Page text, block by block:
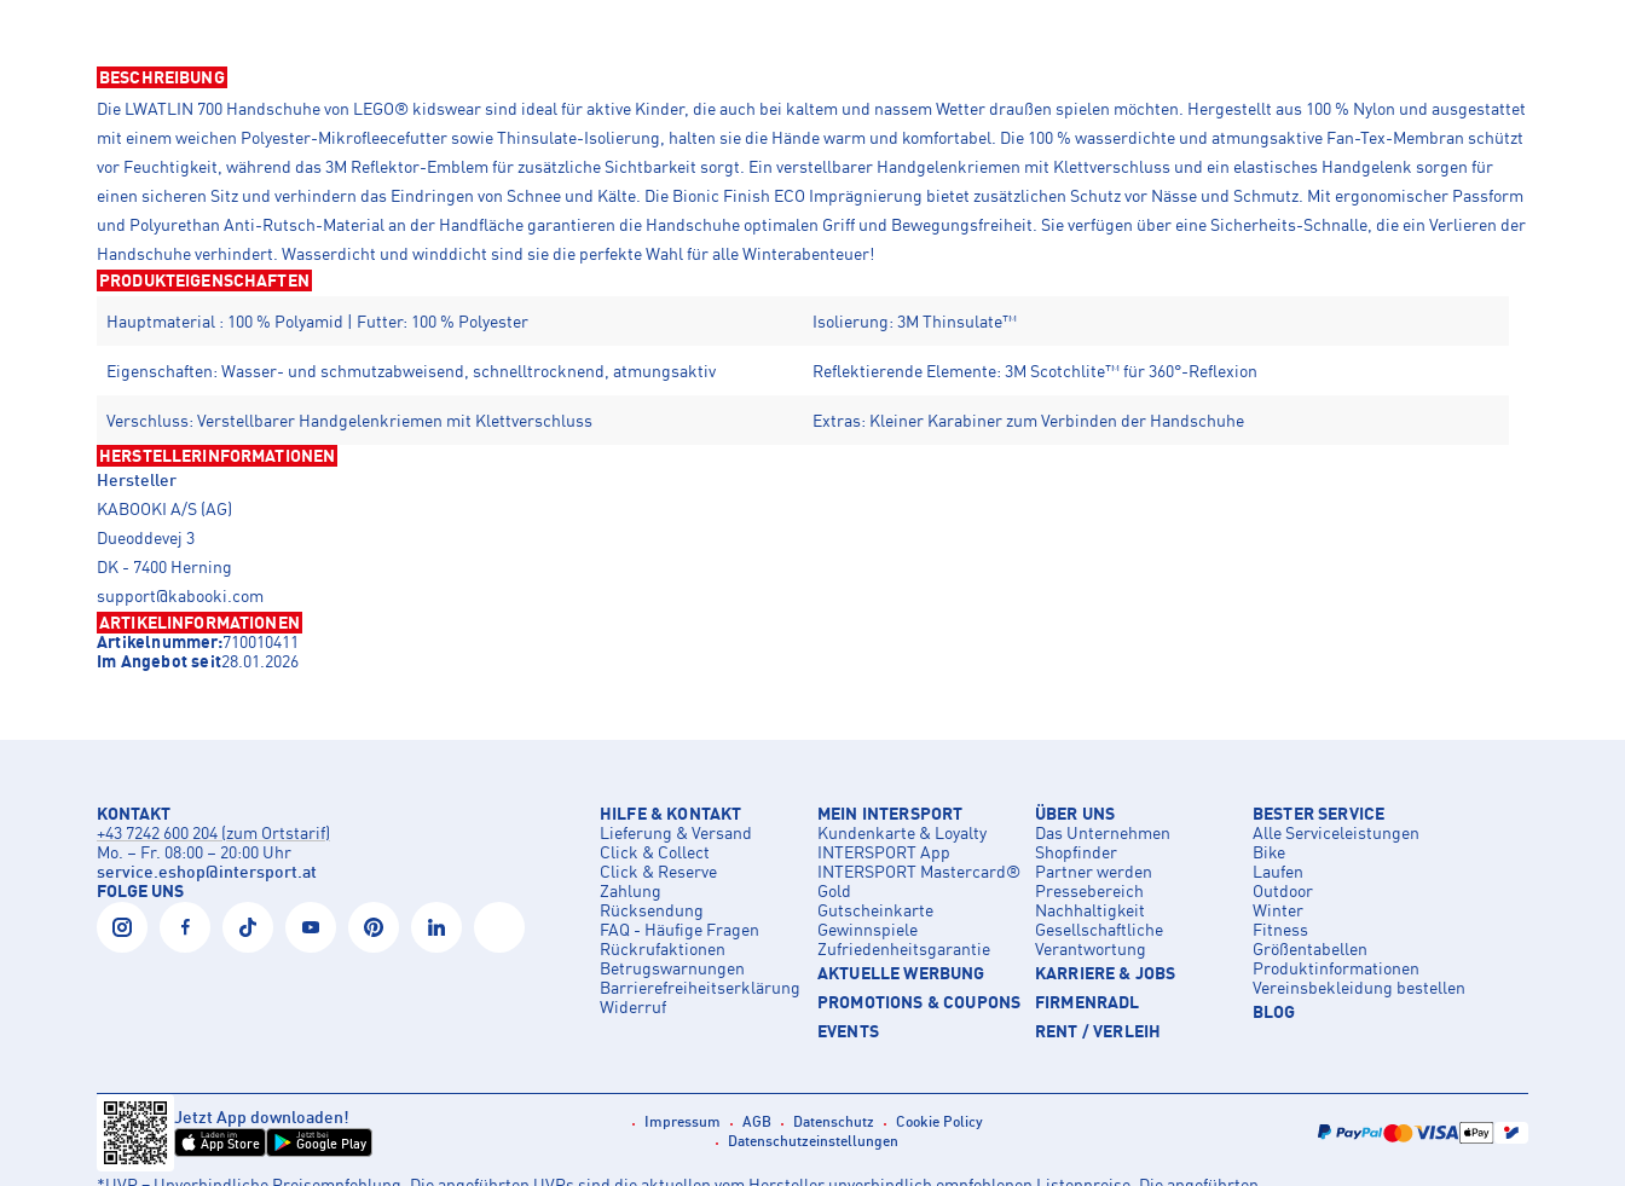
BESCHREIBUNG
Die LWATLIN 700 Handschuhe von LEGO® kidswear sind ideal für aktive Kinder, die auch bei kaltem und nassem Wetter draußen spielen möchten. Hergestellt aus 100 % Nylon und ausgestattet
mit einem weichen Polyester-Mikrofleecefutter sowie Thinsulate-Isolierung, halten sie die Hände warm und komfortabel. Die 100 % wasserdichte und atmungsaktive Fan-Tex-Membran schützt
vor Feuchtigkeit, während das 3M Reflektor-Emblem für zusätzliche Sichtbarkeit sorgt. Ein verstellbarer Handgelenkriemen mit Klettverschluss und ein elastisches Handgelenk sorgen für
einen sicheren Sitz und verhindern das Eindringen von Schnee und Kälte. Die Bionic Finish ECO Imprägnierung bietet zusätzlichen Schutz vor Nässe und Schmutz. Mit ergonomischer Passform
und Polyurethan Anti-Rutsch-Material an der Handfläche garantieren die Handschuhe optimalen Griff und Bewegungsfreiheit. Sie verfügen über eine Sicherheits-Schnalle, die ein Verlieren der
Handschuhe verhindert. Wasserdicht und winddicht sind sie die perfekte Wahl für alle Winterabenteuer!
PRODUKTEIGENSCHAFTEN
Hauptmaterial : 100 % Polyamid | Futter: 100 % Polyester Isolierung: 3M Thinsulate™
Eigenschaften: Wasser- und schmutzabweisend, schnelltrocknend, atmungsaktiv Reflektierende Elemente: 3M Scotchlite™ für 360°-Reflexion
Verschluss: Verstellbarer Handgelenkriemen mit Klettverschluss Extras: Kleiner Karabiner zum Verbinden der Handschuhe
HERSTELLERINFORMATIONEN
Hersteller
KABOOKI A/S (AG)
Dueoddevej 3
DK - 7400 Herning
support@kabooki.com
ARTIKELINFORMATIONEN
Artikelnummer:710010411
Im Angebot seit28.01.2026
KONTAKT
+43 7242 600 204 (zum Ortstarif)
Mo. – Fr. 08:00 – 20:00 Uhr
service.eshop@intersport.at
FOLGE UNS
HILFE & KONTAKT
Lieferung & Versand
Click & Collect
Click & Reserve
Zahlung
Rücksendung
FAQ - Häufige Fragen
Rückrufaktionen
Betrugswarnungen
Barrierefreiheitserklärung
Widerruf
MEIN INTERSPORT
Kundenkarte & Loyalty
INTERSPORT App
INTERSPORT Mastercard®
Gold
Gutscheinkarte
Gewinnspiele
Zufriedenheitsgarantie
AKTUELLE WERBUNG
PROMOTIONS & COUPONS
EVENTS
ÜBER UNS
Das Unternehmen
Shopfinder
Partner werden
Pressebereich
Nachhaltigkeit
Gesellschaftliche
Verantwortung
KARRIERE & JOBS
FIRMENRADL
RENT / VERLEIH
BESTER SERVICE
Alle Serviceleistungen
Bike
Laufen
Outdoor
Winter
Fitness
Größentabellen
Produktinformationen
Vereinsbekleidung bestellen
BLOG
Jetzt App downloaden!
Laden im
App Store
Jetzt bei
Google Play
Impressum AGB Datenschutz
Cookie Policy
Datenschutzeinstellungen